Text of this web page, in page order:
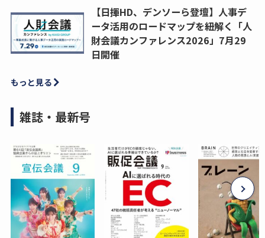
【日揮HD、デンソーら登壇】人事デ
ータ活用のロードマップを紐解く「人
財会議カンファレンス2026」7月29
日開催
もっと見る
雑誌・最新号